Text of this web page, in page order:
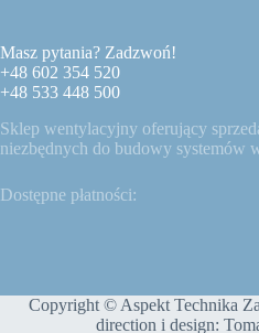
Masz pytania? Zadzwoń!
+48 602 354 520
+48 533 448 500
Sklep wentylacyjny oferujący
niezbędnych do budowy systemów
Dostępne płatności:
Copyright © Aspekt Technika
direction i design: